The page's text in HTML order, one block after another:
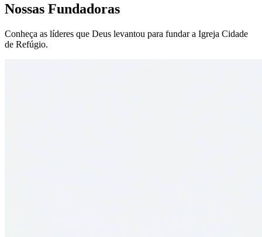
Nossas Fundadoras
Conheça as líderes que Deus levantou para fundar a Igreja Cidade
de Refúgio.